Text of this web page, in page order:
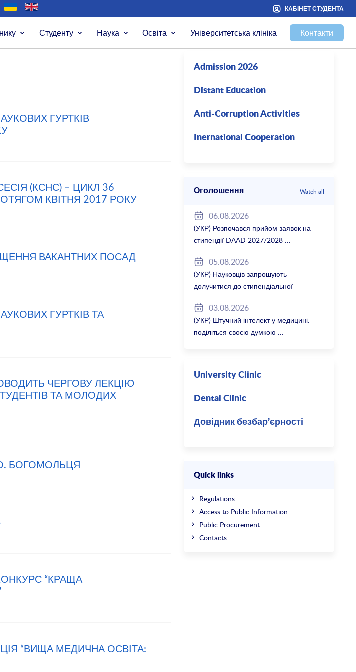
КАБІНЕТ СТУДЕНТА
Студенту Наука Освіта Університетська клініка Контакти
ГУРТКІВ
(КСНС) – ЦИКЛ 36
КВІТНЯ 2017 РОКУ
ВАКАНТНИХ ПОСАД
ГУРТКІВ ТА
ЧЕРГОВУ ЛЕКЦІЮ
ТА МОЛОДИХ
БОГОМОЛЬЦЯ
“КРАЩА
“ВИЩА МЕДИЧНА ОСВІТА:
Admission 2026
Distant Education
Anti-Corruption Activities
Inernational Cooperation
Оголошення Watch all
06.08.2026
(УКР) Розпочався прийом заявок на
стипендії DAAD 2027/2028
05.08.2026
(УКР) Науковців запрошують
долучитися до стипендіальної
2027/2803.08.2026
(УКР) Штучний інтелект у медицині:
поділіться своєю думкою
University Clinic
Dental Clinic
Довідник безбар’єрності
Quick links
Regulations
Access to Public Information
Public Procurement
Contacts